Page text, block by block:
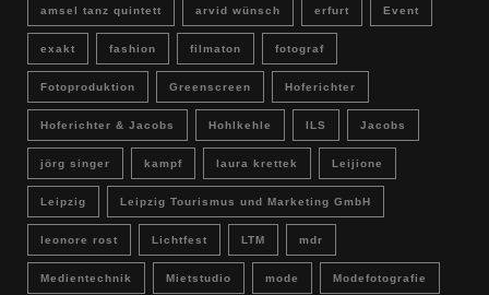
amsel tanz quintett arvid wünsch erfurt Event
exakt fashion filmaton fotograf
Fotoproduktion Greenscreen Hoferichter
Hoferichter & Jacobs Hohlkehle ILS Jacobs
jörg singer kampf laura krettek Leijione
Leipzig Leipzig Tourismus und Marketing GmbH
leonore rost Lichtfest LTM mdr
Medientechnik Mietstudio mode Modefotografie